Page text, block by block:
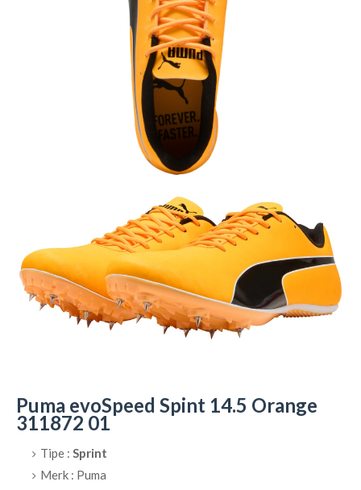
Puma evoSpeed Spint 14.5 Orange
311872 01
Tipe : Sprint
Merk : Puma